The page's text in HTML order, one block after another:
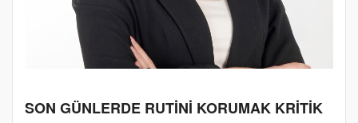
SON GÜNLERDE RUTİNİ KORUMAK KRİTİK